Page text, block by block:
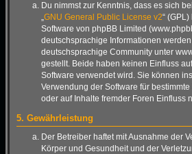
Du nimmst zur Kenntnis, dass es sich
„GNU General Public License v2“
Software von phpBB Limited
deutschsprachige Informationen
deutschsprachige Community unter
gestellt. Beide haben keinen Einfluss
Software verwendet wird. Sie können
Verwendung der Software für
oder auf Inhalte fremder Foren Einfluss
5. Gewährleistung
Der Betreiber haftet mit Ausnahme der
Körper und Gesundheit und der